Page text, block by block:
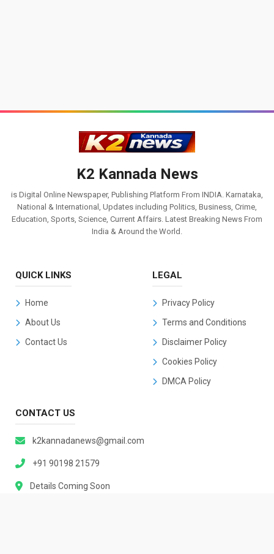
K2 Kannada News
is Digital Online Newspaper, Publishing Platform From INDIA. Karnataka,
National & International, Updates including Politics, Business, Crime,
Education, Sports, Science, Current Affairs. Latest Breaking News From
India & Around the World.
QUICK LINKS
Home
About Us
Contact Us
LEGAL
Privacy Policy
Terms and Conditions
Disclaimer Policy
Cookies Policy
DMCA Policy
CONTACT US
k2kannadanews@gmail.com
+91 90198 21579
Details Coming Soon